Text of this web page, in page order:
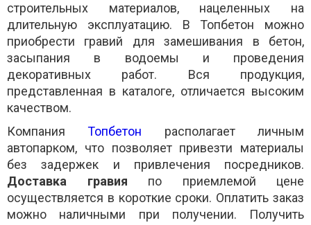
строительных материалов, нацеленных на
длительную эксплуатацию. В Топбетон можно
приобрести гравий для замешивания в бетон,
засыпания в водоемы и проведения
декоративных работ. Вся продукция,
представленная в каталоге, отличается высоким
качеством.
КомпанияТопбетон располагает личным
автопарком, что позволяет привезти материалы
без задержек и привлечения посредников.
Доставка гравия по приемлемой цене
осуществляется в короткие сроки. Оплатить заказ
можно наличными при получении. Получить